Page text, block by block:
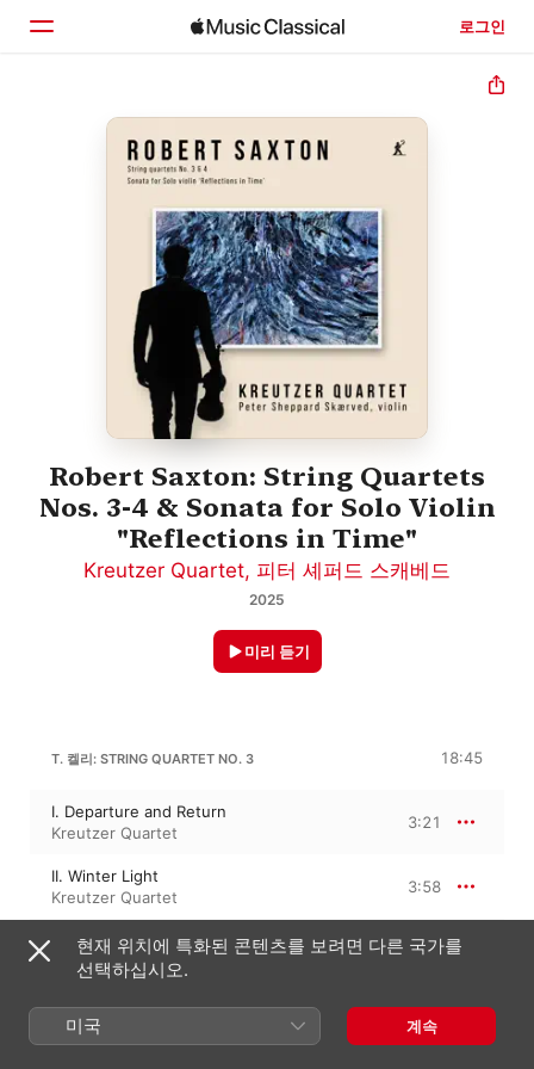
로그인
둘러보기
Robert Saxton: String Quartets
Nos. 3-4 & Sonata for Solo Violin
"Reflections in Time"
Kreutzer Quartet, 피터 셰퍼드 스캐베드
2025
미리 듣기
T. 켈리: STRING QUARTET NO. 3 18:45
I. Departure and Return
Kreutzer Quartet
3:21
II. Winter Light
Kreutzer Quartet
3:58
III. Dance
Kreutzer Quartet
3:44
IV. Sea Ground
Kreutzer Quartet
4:31
현재 위치에 특화된 콘텐츠를 보려면 다른 국가를
선택하십시오.
미국 계속